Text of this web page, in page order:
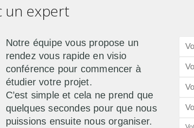
un expert
Notre équipe vous propose un
rendez vous rapide en visio
conférence pour commencer à
étudier votre projet.
C’est simple et cela ne prend que
quelques secondes pour que nous
puissions ensuite nous organiser.